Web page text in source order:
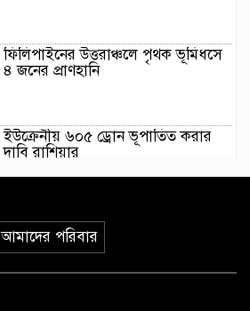
ফিলিপাইনের উত্তরাঞ্চলে পৃথক ভূমিধসে
৪ জনের প্রাণহানি
ইউক্রেনীয় ৬০৫ ড্রোন ভূপাতিত করার
দাবি রাশিয়ার
মিয়ানমারের সাবেক জান্তা প্রধানের প্রথম
থাইল্যান্ড সফর
আমাদের পরিবার